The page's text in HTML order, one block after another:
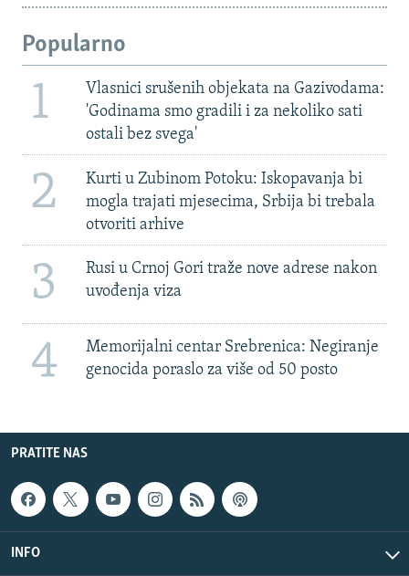
Popularno
1
Vlasnici srušenih objekata na Gazivodama:
'Godinama smo gradili i za nekoliko sati
ostali bez svega'
2
Kurti u Zubinom Potoku: Iskopavanja bi
mogla trajati mjesecima, Srbija bi trebala
otvoriti arhive
3
Rusi u Crnoj Gori traže nove adrese nakon
uvođenja viza
4
Memorijalni centar Srebrenica: Negiranje
genocida poraslo za više od 50 posto
PRATITE NAS
INFO